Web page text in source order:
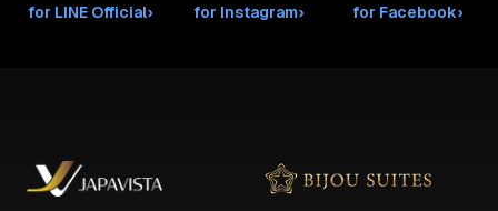
for LINE Official› for Instagram› for Facebook›